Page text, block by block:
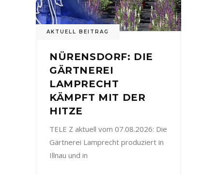
AKTUELL BEITRAG
NÜRENSDORF: DIE
GÄRTNEREI
LAMPRECHT
KÄMPFT MIT DER
HITZE
TELE Z aktuell vom 07.08.2026: Die
Gärtnerei Lamprecht produziert in
Illnau und in